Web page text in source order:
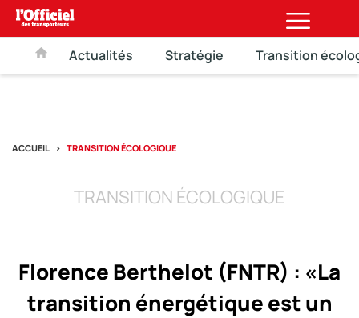
Actualités Stratégie Transition
ACCUEIL TRANSITION ÉCOLOGIQUE
TRANSITION ÉCOLOGIQUE
Florence Berthelot (FNTR) : «La
transition énergétique est un